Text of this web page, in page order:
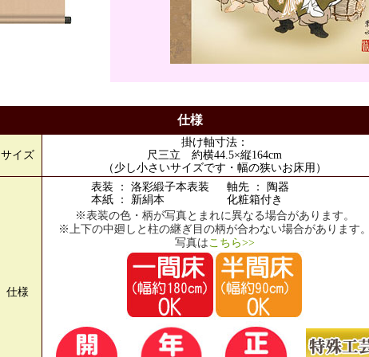
仕様
サイズ
掛け軸寸法：
尺三立 約横44.5×縦164cm
（少し小さいサイズです・幅の狭いお床用）
仕様
表装 ： 洛彩緞子本表装
本紙 ： 新絹本
軸先 ： 陶器
化粧箱付き
※表装の色・柄が写真とまれに異なる場合があります。
※上下の中廻しと柱の継ぎ目の柄が合わない場合があります
写真はこちら>>